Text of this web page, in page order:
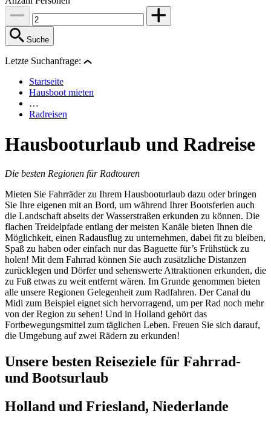
Suche
Letzte Suchanfrage:
Startseite
Hausboot mieten
…
Radreisen
Hausbooturlaub und Radreise
Die besten Regionen für Radtouren
Mieten Sie Fahrräder zu Ihrem Hausbooturlaub dazu oder bringen
Sie Ihre eigenen mit an Bord, um während Ihrer Bootsferien auch
die Landschaft abseits der Wasserstraßen erkunden zu können. Die
flachen Treidelpfade entlang der meisten Kanäle bieten Ihnen die
Möglichkeit, einen Radausflug zu unternehmen, dabei fit zu bleiben,
Spaß zu haben oder einfach nur das Baguette für’s Frühstück zu
holen! Mit dem Fahrrad können Sie auch zusätzliche Distanzen
zurücklegen und Dörfer und sehenswerte Attraktionen erkunden, die
zu Fuß etwas zu weit entfernt wären. Im Grunde genommen bieten
alle unsere Regionen Gelegenheit zum Radfahren. Der Canal du
Midi zum Beispiel eignet sich hervorragend, um per Rad noch mehr
von der Region zu sehen! Und in Holland gehört das
Fortbewegungsmittel zum täglichen Leben. Freuen Sie sich darauf,
die Umgebung auf zwei Rädern zu erkunden!
Unsere besten Reiseziele für Fahrrad-
und Bootsurlaub
Holland und Friesland, Niederlande